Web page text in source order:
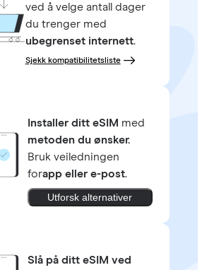
ved å velge antall dager
du trenger med
ubegrenset internett.
Sjekk kompatibilitetsliste
Installer ditt eSIM med
metoden du ønsker.
Bruk veiledningen
forapp eller e-post.
Utforsk alternativer
Slå på ditt eSIM ved